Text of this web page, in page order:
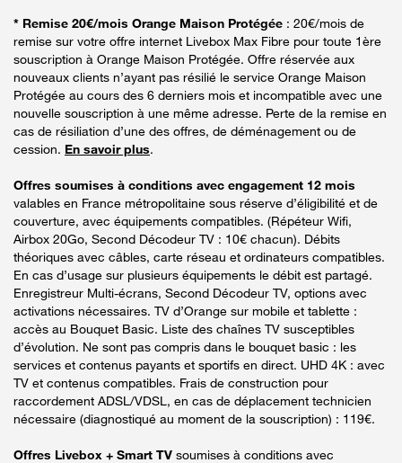
* Remise 20€/mois Orange Maison Protégée : 20€/mois de
remise sur votre offre internet Livebox Max Fibre pour toute 1ère
souscription à Orange Maison Protégée. Offre réservée aux
nouveaux clients n’ayant pas résilié le service Orange Maison
Protégée au cours des 6 derniers mois et incompatible avec une
nouvelle souscription à une même adresse. Perte de la remise en
cas de résiliation d’une des offres, de déménagement ou de
cession. En savoir plus.
Offres soumises à conditions avec engagement 12 mois
valables en France métropolitaine sous réserve d’éligibilité et de
couverture, avec équipements compatibles. (Répéteur Wifi,
Airbox 20Go, Second Décodeur TV : 10€ chacun). Débits
théoriques avec câbles, carte réseau et ordinateurs compatibles.
En cas d’usage sur plusieurs équipements le débit est partagé.
Enregistreur Multi-écrans, Second Décodeur TV, options avec
activations nécessaires. TV d’Orange sur mobile et tablette :
accès au Bouquet Basic. Liste des chaînes TV susceptibles
d’évolution. Ne sont pas compris dans le bouquet basic : les
services et contenus payants et sportifs en direct. UHD 4K : avec
TV et contenus compatibles. Frais de construction pour
raccordement ADSL/VDSL, en cas de déplacement technicien
nécessaire (diagnostiqué au moment de la souscription) : 119€.
Offres Livebox + Smart TV soumises à conditions avec